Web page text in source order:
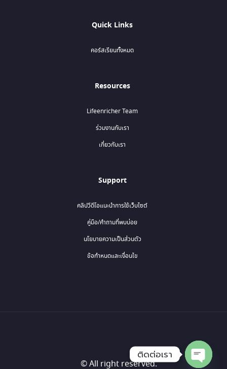
Quick Links
คอร์สเรียนทั้งหมด
Resources
Lifeenricher Team
ร่วมงานกับเรา
เกี่ยวกับเรา
Support
คลิปวีดีโอแนะนำการใช้เว็บไซต์
คู่มือ/คำถามที่พบบ่อย
นโยบายความเป็นส่วนตัว
ข้อกำหนดและเงื่อนไข
© All right reserved.
ติดต่อเรา